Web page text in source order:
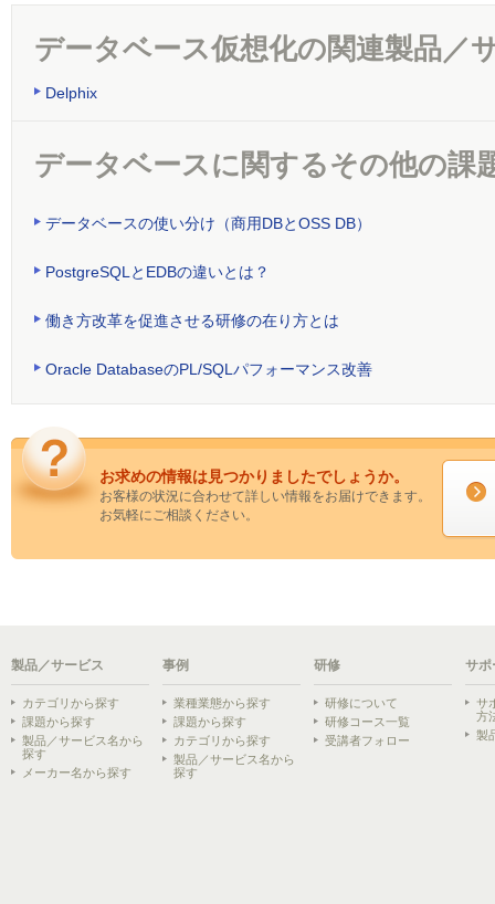
データベース仮想化の関連製品／
Delphix
データベースに関するその他の課
データベースの使い分け（商用DBとOSS DB）
PostgreSQLとEDBの違いとは？
働き方改革を促進させる研修の在り方とは
Oracle DatabaseのPL/SQLパフォーマンス改善
お求めの情報は見つかりましたでしょうか。
お客様の状況に合わせて詳しい情報をお届けできます。
お気軽にご相談ください。
製品／サービス
カテゴリから探す
課題から探す
製品／サービス名から
探す
メーカー名から探す
事例
業種業態から探す
課題から探す
カテゴリから探す
製品／サービス名から
探す
研修
研修について
研修コース一覧
受講者フォロー
サポ
サ
方
製